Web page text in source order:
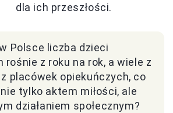
dla ich przeszłości.
Polsce liczba dzieci
rośnie z roku na rok, a wiele z
placówek opiekuńczych, co
tylko aktem miłości, ale
działaniem społecznym?